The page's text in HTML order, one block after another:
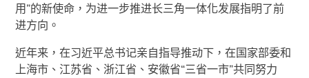
用”的新使命，为进一步推进长三角一体化发展指明了前
进方向。
近年来，在习近平总书记亲自指导推动下，在国家部委和
上海市、江苏省、浙江省、安徽省“三省一市”共同努力